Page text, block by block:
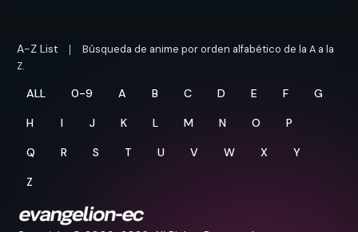
A-Z List
Búsqueda de anime por orden alfabético de la A a la
Z.
ALL 0-9 A B C D E F G
H I J K L M N O P
Q R S T U V W X Y
Z